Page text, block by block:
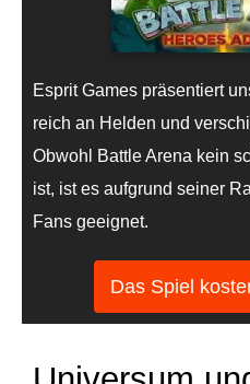
Esprit Games präsentiert
reich an Helden und
Obwohl Battle Arena kein
ist, ist es aufgrund seiner
Fans geeignet.
Das Spiel